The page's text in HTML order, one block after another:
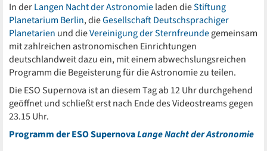
In derLangen Nacht der Astronomieladen dieStiftung
Planetarium Berlin, dieGesellschaft Deutschsprachiger
Planetarien und dieVereinigung der Sternfreundegemeinsam
mit zahlreichen astronomischen Einrichtungen
deutschlandweit dazu ein, mit einem abwechslungsreichen
Programm die Begeisterung für die Astronomie zu teilen.
Die ESO Supernova ist an diesem Tag ab 12 Uhr durchgehend
geöffnet und schließt erst nach Ende des Videostreams gegen
23.15 Uhr.
Programm der ESO SupernovaLange Nacht der Astronomie